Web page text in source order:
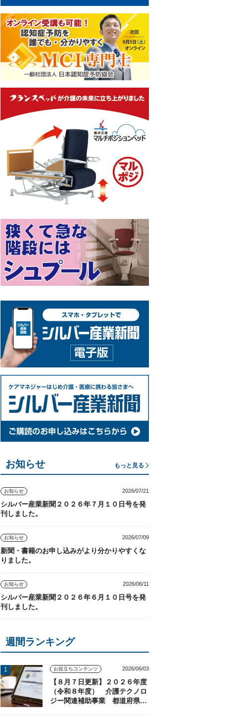
お知らせ もっと見る
お知らせ 2026/07/21
シルバー産業新聞２０２６年７月１０日号を発
刊しました。
お知らせ 2026/07/09
新聞・書籍のお申し込みがより分かりやすくな
りました。
お知らせ 2026/06/11
シルバー産業新聞２０２６年６月１０日号を発
刊しました。
週間ランキング
お役立ちコンテンツ 2026/06/03
【８月７日更新】２０２６年度
（令和８年度） 介護テクノロ
ジー関連補助事業 都道府県の